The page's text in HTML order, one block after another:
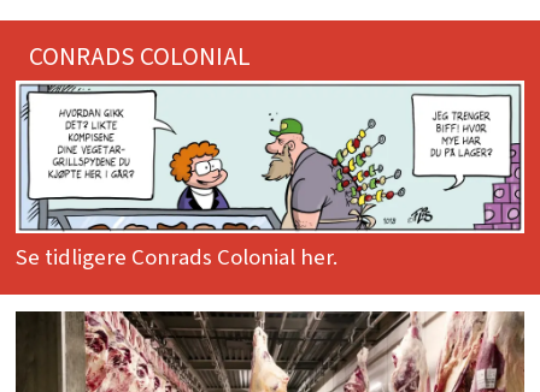
CONRADS COLONIAL
Se tidligere Conrads Colonial her.